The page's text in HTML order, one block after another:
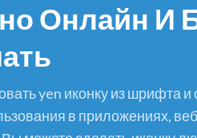
Онлайн И
в приложениях,